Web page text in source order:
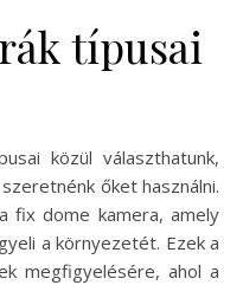
típusai
közül választhatunk,
őket használni.
fix dome kamera, amely
a környezetét. Ezek a
megfigyelésére, ahol a